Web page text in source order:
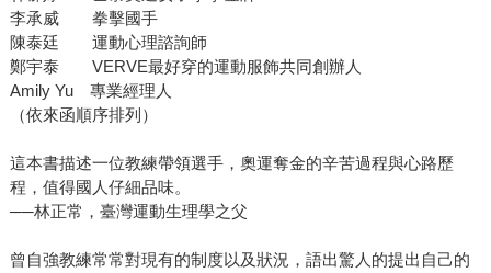
李承威 拳擊國手
陳泰廷 運動心理諮詢師
鄭宇泰 VERVE最好穿的運動服飾共同創辦人
Amily Yu 專業經理人
（依來函順序排列）
這本書描述一位教練帶領選手，奧運奪金的辛苦過程與心路歷
程，值得國人仔細品味。
──林正常，臺灣運動生理學之父
曾自強教練常常對現有的制度以及狀況，語出驚人的提出自己的